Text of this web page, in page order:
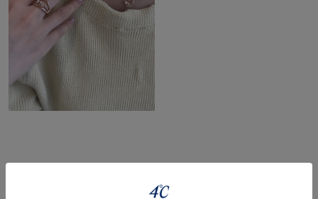
360° Product Viewer